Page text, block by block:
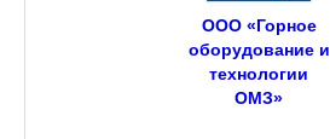
ООО «Горное
оборудование и
технологии
ОМЗ»